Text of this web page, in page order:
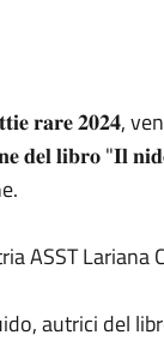
𝐫𝐚𝐫𝐞 𝟐𝟎𝟐𝟒,
𝐝𝐞𝐥 𝐥𝐢𝐛𝐫𝐨 "𝐈𝐥
ASST
autrici del